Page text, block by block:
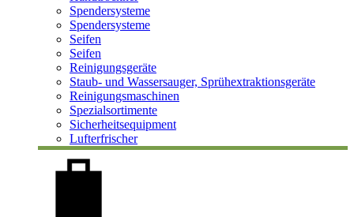
Spendersysteme
Spendersysteme
Seifen
Seifen
Reinigungsgeräte
Staub- und Wassersauger, Sprühextraktionsgeräte
Reinigungsmaschinen
Spezialsortimente
Sicherheitsequipment
Lufterfrischer